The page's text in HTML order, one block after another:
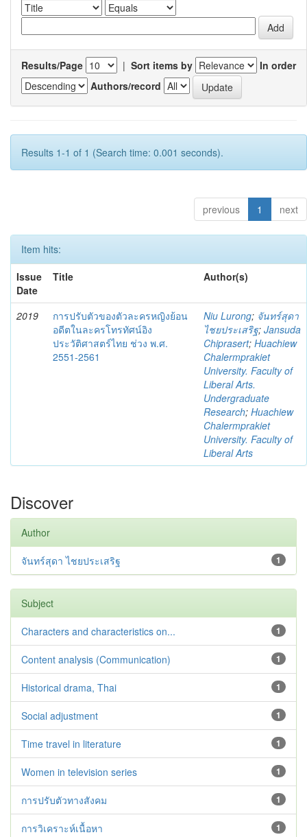
Results/Page | Sort items by
In order
Authors/record
Results 1-1 of 1 (Search time: 0.001 seconds).
previous 1 next
Item hits:
Issue
Date
Title Author(s)
2019
การปรับตัวของตัวละครหญิงย้อน
อดีตในละครโทรทัศน์อิง
ประวัติศาสตร์ไทย ช่วง พ.ศ.
2551-2561
Niu Lurong; จันทร์สุดา
ไชยประเสริฐ; Jansuda
Chiprasert; Huachiew
Chalermprakiet
University. Faculty of
Liberal Arts.
Undergraduate
Research; Huachiew
Chalermprakiet
University. Faculty of
Liberal Arts
Discover
Author
1
จันทร์สุดา ไชยประเสริฐ
Subject
1
Characters and characteristics on...
1
Content analysis (Communication)
1
Historical drama, Thai
1
Social adjustment
1
Time travel in literature
1
Women in television series
1
การปรับตัวทางสังคม
1
การวิเคราะห์เนื้อหา